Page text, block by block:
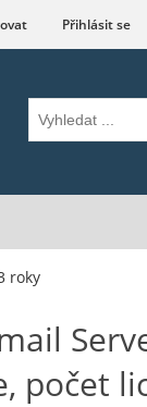
Přihlásit se
roky
počet